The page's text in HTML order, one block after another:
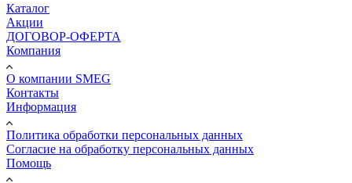
Каталог
Акции
ДОГОВОР-ОФЕРТА
Компания
О компании SMEG
Контакты
Информация
Политика обработки персональных данных
Согласие на обработку персональных данных
Помощь